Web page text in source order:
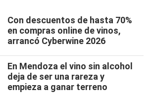
Con descuentos de hasta 70%
en compras online de vinos,
arrancó Cyberwine 2026
En Mendoza el vino sin alcohol
deja de ser una rareza y
empieza a ganar terreno